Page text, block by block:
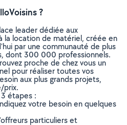
?
leader dédiée aux
la location de matériel, créée en
par une communauté de plus
dont 300 000 professionnels.
proche de chez vous un
pour réaliser toutes vos
aux plus grands projets,
prix.
étapes :
votre besoin en quelques
particuliers et